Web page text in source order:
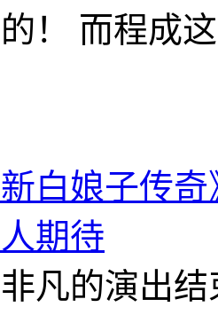
！ 而程成
白娘子传
期待
凡的演出